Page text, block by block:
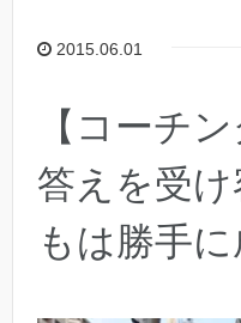
2015.06.01
【コーチ
答えを受
もは勝手